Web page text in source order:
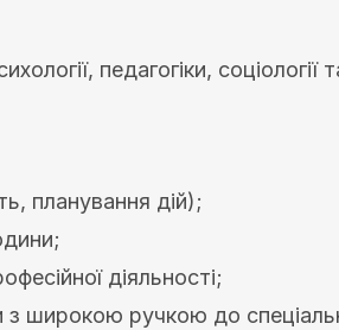
педагогіки,
планування дій);
діяльності;
широкою ручкою до